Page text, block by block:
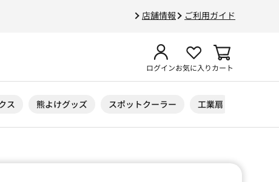
店舗情報 ご利用ガイド
ログインお気に入りカート
ス 熊よけグッズ スポットクーラー 工業扇